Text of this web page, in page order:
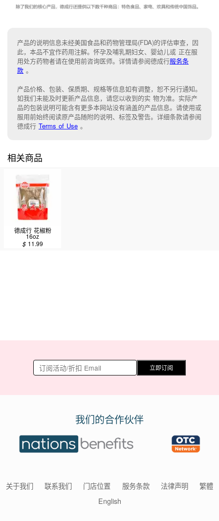
产品的说明信息未经美国食品和药物管理局(FDA)的评估审查，因
此，本品不宜作药用注解。怀孕及哺乳期妇女、婴幼儿或 正在服
用处方药物者请在使用前咨询医师。详情请参阅德成行服务条
款 。
产品价格、包装、保质期、规格等信息如有调整，恕不另行通知。
如我们未能及时更新产品信息， 请您以收到的实 物为准。 实际产
品的包装说明可能含有更多本网站没有涵盖的产品信息。请使用或
服用前始终阅读原产品随附的说明、 标签及警告。 详细条款请参阅
德成行 Terms of Use 。
相关商品
德成行 花椒粉
16oz
$ 11.99
立即订阅
我们的合作伙伴
关于我们 联系我们 门店位置 服务条款 法律声明
繁體
English